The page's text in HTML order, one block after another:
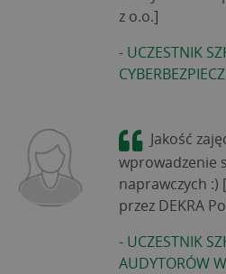
z o.o.]
- UCZESTNIK
Jakość
wprowadzenie
naprawczych :)
przez DEKRA
- UCZESTNIK
AUDYTORÓW